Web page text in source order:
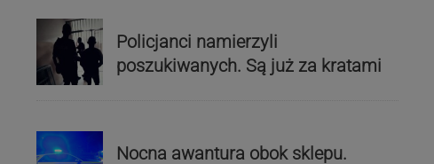
Policjanci namierzyli
poszukiwanych. Są już za kratami
Nocna awantura obok sklepu.